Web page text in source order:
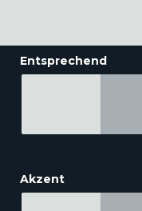
Entsprechend
Akzent